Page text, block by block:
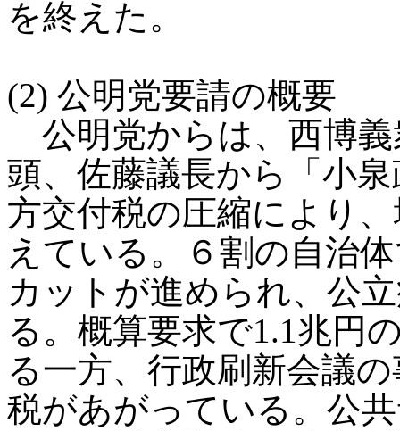
を終えた。
(2) 公明党要請の概要
公明党からは、西博義
頭、佐藤議長から「小
方交付税の圧縮により
えている。６割の自治
カットが進められ、公
る。概算要求で1.1兆円
る一方、行政刷新会議
税があがっている。公